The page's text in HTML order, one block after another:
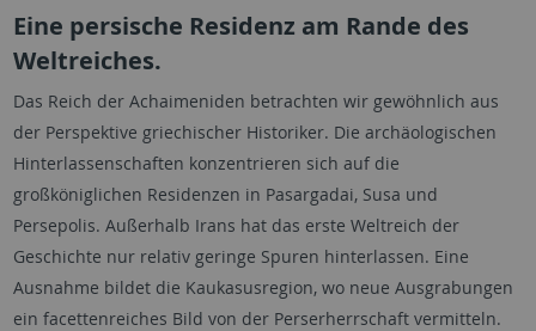
Eine persische Residenz am Rande des
Weltreiches.
Das Reich der Achaimeniden betrachten wir gewöhnlich aus
der Perspektive griechischer Historiker. Die archäologischen
Hinterlassenschaften konzentrieren sich auf die
großköniglichen Residenzen in Pasargadai, Susa und
Persepolis. Außerhalb Irans hat das erste Weltreich der
Geschichte nur relativ geringe Spuren hinterlassen. Eine
Ausnahme bildet die Kaukasusregion, wo neue Ausgrabungen
ein facettenreiches Bild von der Perserherrschaft vermitteln.